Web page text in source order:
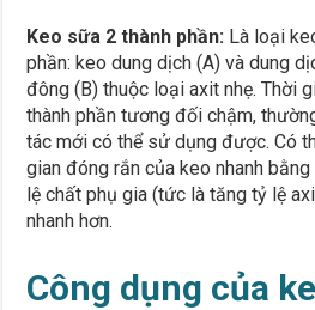
Keo sữa 2 thành phần: Là loại
phần: keo dung dịch (A) và dung
đông (B) thuộc loại axit nhẹ. Thời
thành phần tương đối chậm,
tác mới có thể sử dụng được. Có
gian đóng rắn của keo nhanh
lệ chất phụ gia (tức là tăng tỷ lệ
nhanh hơn.
Công dụng của